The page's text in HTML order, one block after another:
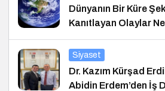
Dünyanın Bir Küre
Kanıtlayan Olaylar
Siyaset
Dr. Kazım Kürşad
Abidin Erdem’den İş